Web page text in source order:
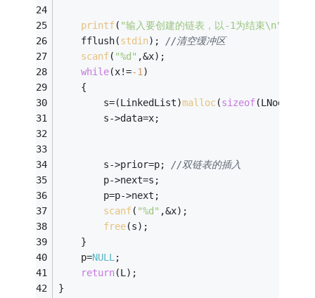
printf( "输入要创建的链表，以-1为结束\n"
    fflush(
stdin); //清空缓冲区
scanf( "%d" ,&x);
while(x!=-1 )
    {
        s=(LinkedList)
malloc(sizeof(LNode));
        s->data=x;
        s->prior=p;
//双链表的插入
        p->next=s;
        p=p->next;
scanf( "%d" ,&x);
free(s);
    }
    p=
NULL ;
return(L);
}